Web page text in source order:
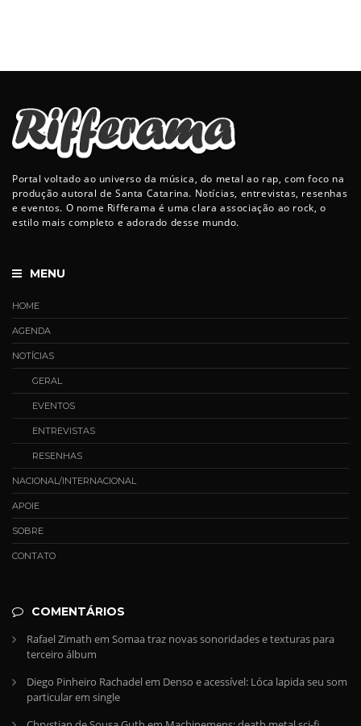
Portal voltado ao universo da música, do metal ao rap, com foco na
produção autoral de Santa Catarina. Notícias, entrevistas, resenhas
e eventos. O nome Rifferama é uma clara associação ao rock, o
estilo mais completo e adorado desse mundo.
MENU
HOME
AGENDA
NOTÍCIAS
GERAL
EVENTOS
ENTREVISTAS
RESENHAS
NACIONAL/INTERNACIONAL
APOIE
SOBRE
CONTATO
COMENTÁRIOS
Rafael Zimath em Somaa traz novas sonoridades e texturas para
terceiro álbum
Diego Pinheiro Rachadelem Denso e acessível: Lóca lapida seu som
particular em single